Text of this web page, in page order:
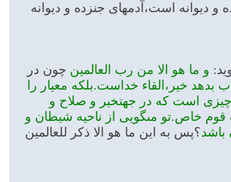
دیوانه است،آدمهاى جن‏زده و دیوانه
و ما هو الا من رب العالمین چون در
بدهد خیر،القاء خداست.بلکه معیار را
چیزى است که در جهت‏خیر و صلاح و
قوم خاص.تو مى‏گویى از ناحیه شیطان و
باشد؟پس به این ما هو الا ذکر للعالمین